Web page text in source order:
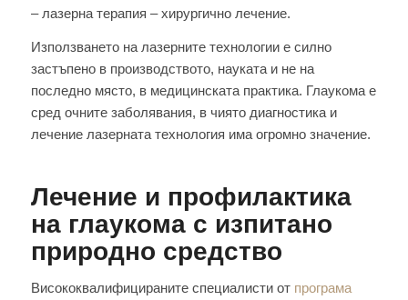
– лазерна терапия – хирургично лечение.
Използването на лазерните технологии е силно
застъпено в производството, науката и не на
последно място, в медицинската практика. Глаукома е
сред очните заболявания, в чиято диагностика и
лечение лазерната технология има огромно значение.
Лечение и профилактика
на глаукома с изпитано
природно средство
Висококвалифицираните специалисти от програма